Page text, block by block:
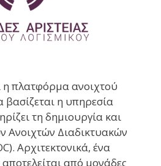
η πλατφόρμα ανοιχτού
βασίζεται η υπηρεσία
τη δημιουργία και
Ανοιχτών Διαδικτυακών
Αρχιτεκτονικά, ένα
από μονάδες